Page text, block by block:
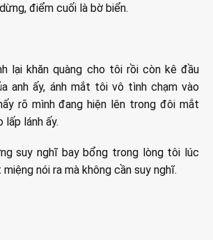
điểm cuối là bờ biển.
lại khăn quàng cho tôi rồi còn kê đầu
anh ấy, ánh mắt tôi vô tình chạm vào
rõ mình đang hiện lên trong đôi mắt
lấp lánh ấy.
suy nghĩ bay bổng trong lòng tôi lúc
nói ra mà không cần suy nghĩ.